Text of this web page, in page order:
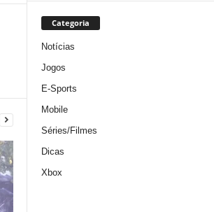
Categoria
Notícias
Jogos
E-Sports
Mobile
Séries/Filmes
Dicas
Xbox